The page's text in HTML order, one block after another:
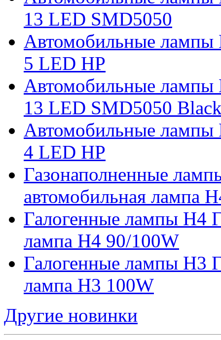
13 LED SMD5050
Автомобильные лампы
5 LED HP
Автомобильные лампы
13 LED SMD5050
Автомобильные лампы
4 LED HP
Газонаполненные
автомобильная лампа
Галогенные лампы H4
лампа H4 90/100W
Галогенные лампы H3
лампа H3 100W
Другие новинки